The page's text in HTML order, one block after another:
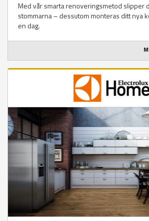
Med vår smarta renoveringsmetod slipper
stommarna – dessutom monteras ditt nya
en dag.